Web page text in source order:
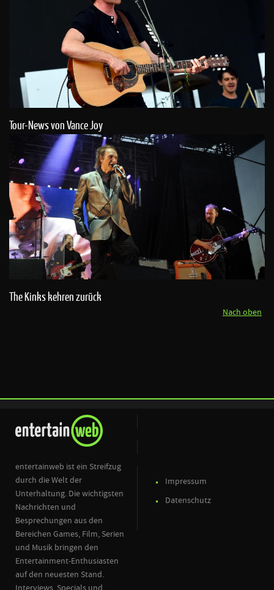
Tour-News von Vance Joy
The Kinks kehren zurück
Nach oben
entertainweb ist ein Streifzug
durch die Welt der
Unterhaltung. Die wichtigsten
Nachrichten und
Besprechungen aus den
Bereichen Games, Film, Serien
und Musik bringen den
Entertainment-Enthusiasten
auf den neuesten Stand.
Impressum
Datenschutz